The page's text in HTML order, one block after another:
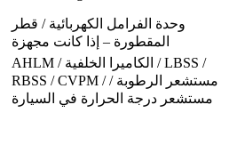
وحدة الفرامل الكهربائية / قطر
المقطورة – إذا كانت مجهزة
AHLM / الكاميرا الخلفية / LBSS /
RBSS / CVPM / مستشعر الرطوبة /
مستشعر درجة الحرارة في السيارة